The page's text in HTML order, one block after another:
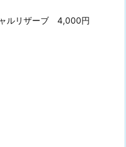
ャルリザーブ 4,000円